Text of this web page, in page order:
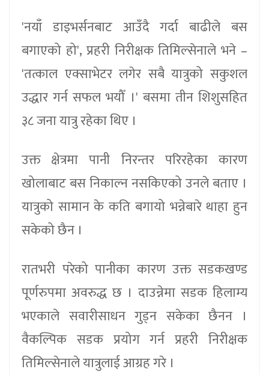
'नयाँ डाइभर्सनबाट आउँदै गर्दा बाढीले बस
बगाएको हो', प्रहरी निरीक्षक तिमिल्सेनाले भने –
'तत्काल एक्साभेटर लगेर सबै यात्रुको सकुशल
उद्धार गर्न सफल भयौँ ।' बसमा तीन शिशुसहित
३८ जना यात्रु रहेका थिए ।
उक्त क्षेत्रमा पानी निरन्तर परिरहेका कारण
खोलाबाट बस निकाल्न नसकिएको उनले बताए ।
यात्रुको सामान के कति बगायो भन्नेबारे थाहा हुन
सकेको छैन ।
रातभरी परेको पानीका कारण उक्त सडकखण्ड
पूर्णरुपमा अवरुद्ध छ । दाउन्नेमा सडक हिलाम्य
भएकाले सवारीसाधन गुड्न सकेका छैनन ।
वैकल्पिक सडक प्रयोग गर्न प्रहरी निरीक्षक
तिमिल्सेनाले यात्रुलाई आग्रह गरे ।